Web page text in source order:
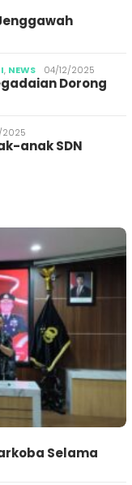
, NEWS 04/12/2025
Dorong
anak SDN
Selama